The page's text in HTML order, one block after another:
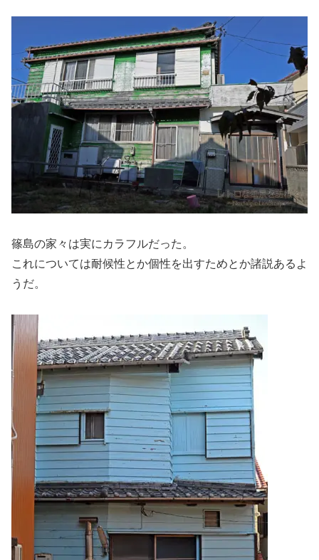
篠島の家々は実にカラフルだった。
これについては耐候性とか個性を出すためとか諸説あるよ
うだ。